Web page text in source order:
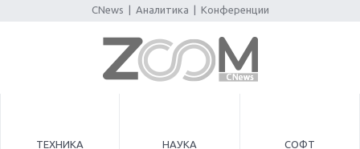
CNews Аналитика Конференции
ТЕХНИКА НАУКА СОФТ